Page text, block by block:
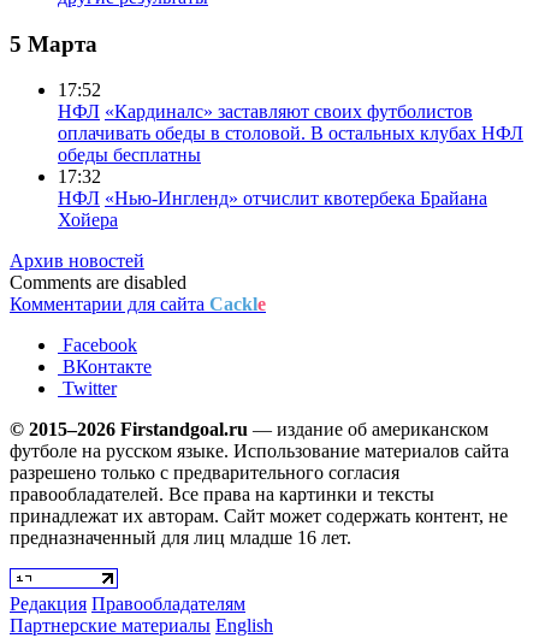
5 Марта
17:52
НФЛ «Кардиналс» заставляют своих футболистов
оплачивать обеды в столовой. В остальных клубах НФЛ
обеды бесплатны
17:32
НФЛ «Нью-Ингленд» отчислит квотербека Брайана
Хойера
Архив новостей
Comments are disabled
Комментарии для сайта Cackle
Facebook
ВКонтакте
Twitter
© 2015–2026 Firstandgoal.ru — издание об американском
футболе на русском языке. Использование материалов cайта
разрешено только с предварительного согласия
правообладателей. Все права на картинки и тексты
принадлежат их авторам. Сайт может содержать контент, не
предназначенный для лиц младше 16 лет.
Редакция Правообладателям
Партнерские материалы English